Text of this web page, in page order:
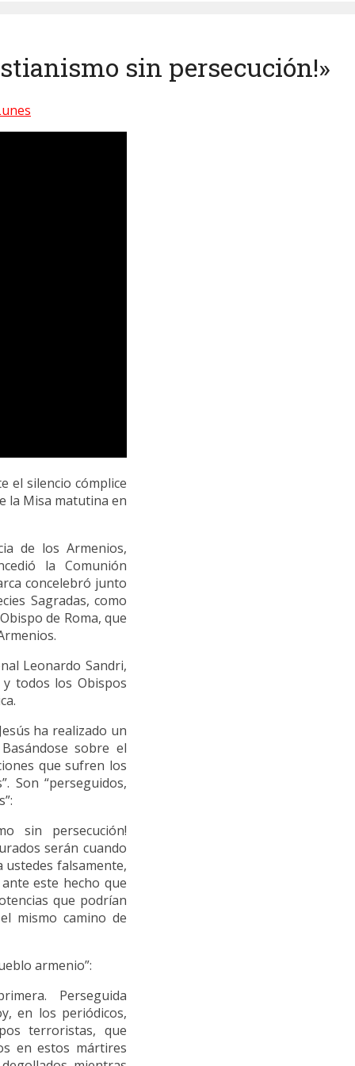
sin persecución!»
el silencio cómplice
la Misa matutina en
de los Armenios,
la Comunión
concelebró junto
Sagradas, como
de Roma, que
Leonardo Sandri,
todos los Obispos
ha realizado un
sobre el
que sufren los
Son “perseguidos,
sin persecución!
serán cuando
falsamente,
este hecho que
que podrían
mismo camino de
armenio”:
Perseguida
en los periódicos,
terroristas, que
en estos mártires